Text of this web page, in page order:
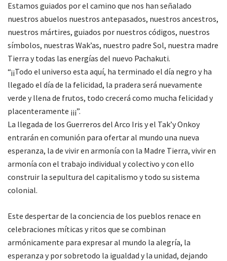
Estamos guiados por el camino que nos han señalado
nuestros abuelos nuestros antepasados, nuestros ancestros,
nuestros mártires, guiados por nuestros códigos, nuestros
símbolos, nuestras Wak’as, nuestro padre Sol, nuestra madre
Tierra y todas las energías del nuevo Pachakuti.
“¡¡Todo el universo esta aquí, ha terminado el día negro y ha
llegado el día de la felicidad, la pradera será nuevamente
verde y llena de frutos, todo crecerá como mucha felicidad y
placenteramente ¡¡¡”.
La llegada de los Guerreros del Arco Iris y el Tak’y Onkoy
entrarán en comunión para ofertar al mundo una nueva
esperanza, la de vivir en armonía con la Madre Tierra, vivir en
armonía con el trabajo individual y colectivo y con ello
construir la sepultura del capitalismo y todo su sistema
colonial.
Este despertar de la conciencia de los pueblos renace en
celebraciones míticas y ritos que se combinan
armónicamente para expresar al mundo la alegría, la
esperanza y por sobretodo la igualdad y la unidad, dejando